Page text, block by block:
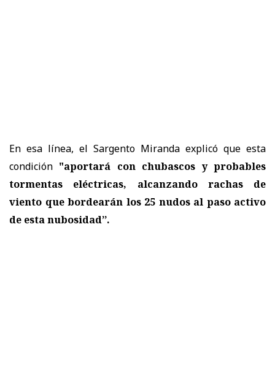
En esa línea, el Sargento Miranda explicó que esta
condición "aportará con chubascos y probables
tormentas eléctricas, alcanzando rachas de
viento que bordearán los 25 nudos al paso activo
de esta nubosidad’’.